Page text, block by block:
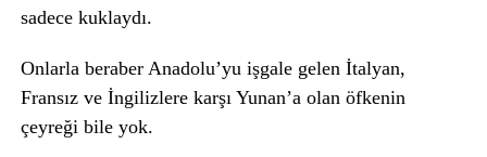
sadece kuklaydı.
Onlarla beraber Anadolu’yu işgale gelen İtalyan,
Fransız ve İngilizlere karşı Yunan’a olan öfkenin
çeyreği bile yok.